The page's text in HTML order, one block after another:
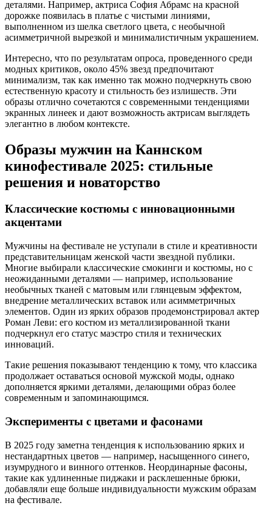
деталями. Например, актриса София Абрамс на красной
дорожке появилась в платье с чистыми линиями,
выполненном из шелка светлого цвета, с необычной
асимметричной вырезкой и минималистичным украшением.
Интересно, что по результатам опроса, проведенного среди
модных критиков, около 45% звезд предпочитают
минимализм, так как именно так можно подчеркнуть свою
естественную красоту и стильность без излишеств. Эти
образы отлично сочетаются с современными тенденциями
экранных линеек и дают возможность актрисам выглядеть
элегантно в любом контексте.
Образы мужчин на Каннском
кинофестивале 2025: стильные
решения и новаторство
Классические костюмы с инновационными
акцентами
Мужчины на фестивале не уступали в стиле и креативности
представительницам женской части звездной публики.
Многие выбирали классические смокинги и костюмы, но с
неожиданными деталями — например, использование
необычных тканей с матовым или глянцевым эффектом,
внедрение металлических вставок или асимметричных
элементов. Один из ярких образов продемонстрировал актер
Роман Леви: его костюм из металлизированной ткани
подчеркнул его статус маэстро стиля и технических
инноваций.
Такие решения показывают тенденцию к тому, что классика
продолжает оставаться основой мужской моды, однако
дополняется яркими деталями, делающими образ более
современным и запоминающимся.
Эксперименты с цветами и фасонами
В 2025 году заметна тенденция к использованию ярких и
нестандартных цветов — например, насыщенного синего,
изумрудного и винного оттенков. Неординарные фасоны,
такие как удлиненные пиджаки и расклешенные брюки,
добавляли еще больше индивидуальности мужским образам
на фестивале.